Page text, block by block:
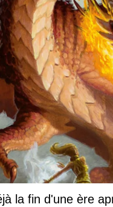
la fin d'une ère